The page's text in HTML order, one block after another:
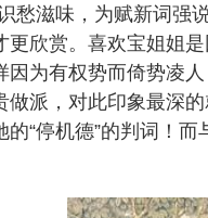
愁滋味，为赋新词
更欣赏。喜欢宝姐姐
为有权势而倚势凌
做派，对此印象最深
“停机德”的判词！